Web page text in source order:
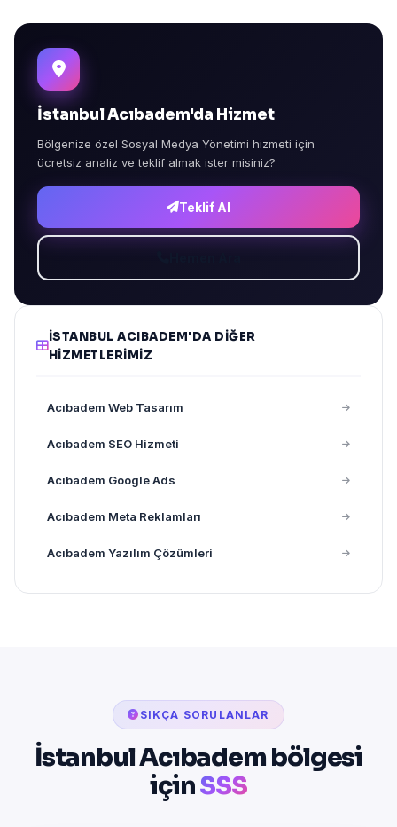
İstanbul Acıbadem'da Hizmet
Bölgenize özel Sosyal Medya Yönetimi hizmeti için
ücretsiz analiz ve teklif almak ister misiniz?
Teklif Al
İSTANBUL ACIBADEM'DA DIĞER
HIZMETLERIMIZ
Acıbadem Web Tasarım
Acıbadem SEO Hizmeti
Acıbadem Google Ads
Acıbadem Meta Reklamları
Acıbadem Yazılım Çözümleri
SIKÇA SORULANLAR
İstanbul Acıbadem bölgesi
içinSSS